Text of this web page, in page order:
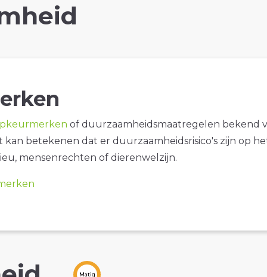
of duurzaamheidsmaatregelen bekend
kan betekenen dat er duurzaamheidsrisico's zijn op
mensenrechten of dierenwelzijn.
Matig